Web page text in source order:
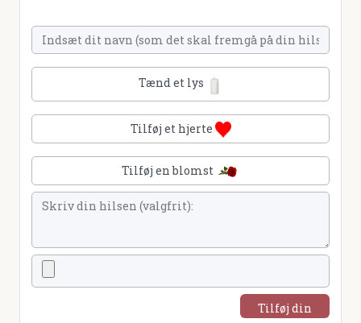
Tænd et lys
Tilføj et hjerte
Tilføj en blomst
Tilføj din